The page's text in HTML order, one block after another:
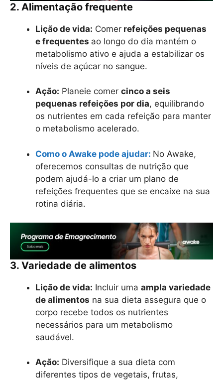
2. Alimentação frequente
Lição de vida: Comer refeições pequenas
e frequentes ao longo do dia mantém o
metabolismo ativo e ajuda a estabilizar os
níveis de açúcar no sangue.
Ação: Planeie comer cinco a seis
pequenas refeições por dia, equilibrando
os nutrientes em cada refeição para manter
o metabolismo acelerado.
Como o Awake pode ajudar: No Awake,
oferecemos consultas de nutrição que
podem ajudá-lo a criar um plano de
refeições frequentes que se encaixe na sua
rotina diária.
3. Variedade de alimentos
Lição de vida: Incluir uma ampla variedade
de alimentos na sua dieta assegura que o
corpo recebe todos os nutrientes
necessários para um metabolismo
saudável.
Ação: Diversifique a sua dieta com
diferentes tipos de vegetais, frutas,